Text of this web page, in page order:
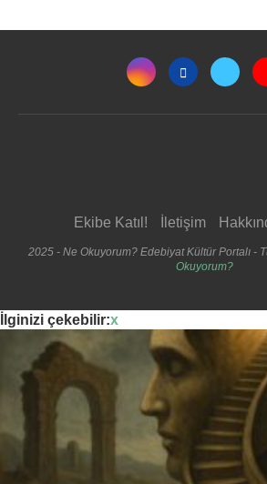
Ekibe Katıl! İletişim
2025 - Ne Okuyorum? Edebiyat Kültür Portalı -
Okuyorum?
İlginizi çekebilir:x